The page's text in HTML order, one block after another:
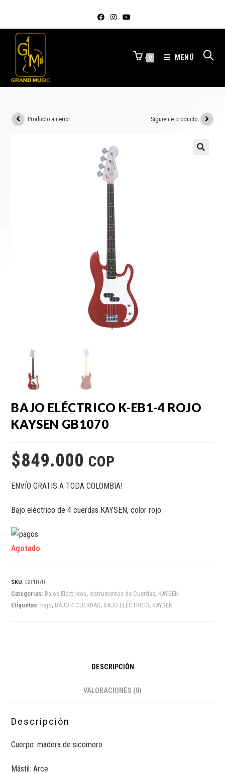
0 MENÚ
Producto anterior Siguiente producto
BAJO ELÉCTRICO K-EB1-4 ROJO
KAYSEN GB1070
$849.000 COP
ENVÍO GRATIS A TODA COLOMBIA!
Bajo eléctrico de 4 cuerdas KAYSEN, color rojo.
Agotado
SKU:GB1070
Categorías: Bajos Eléctricos, Instrumentos de Cuerdas, KAYSEN
Etiquetas: bajo, BAJO 4 CUERDAS, BAJO ELÉCTRICO, KAYSEN
DESCRIPCIÓN
VALORACIONES (0)
Descripción
Cuerpo: madera de sicomoro
Mástil: Arce